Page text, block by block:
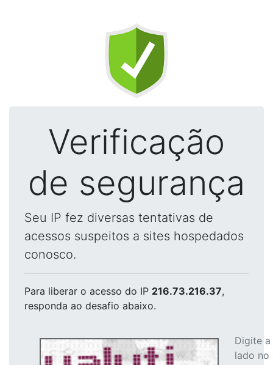
Verificação
de segurança
Seu IP fez diversas tentativas de
acessos suspeitos a sites hospedados
conosco.
Para liberar o acesso do IP 216.73.216.37,
responda ao desafio abaixo.
Digite
lado no